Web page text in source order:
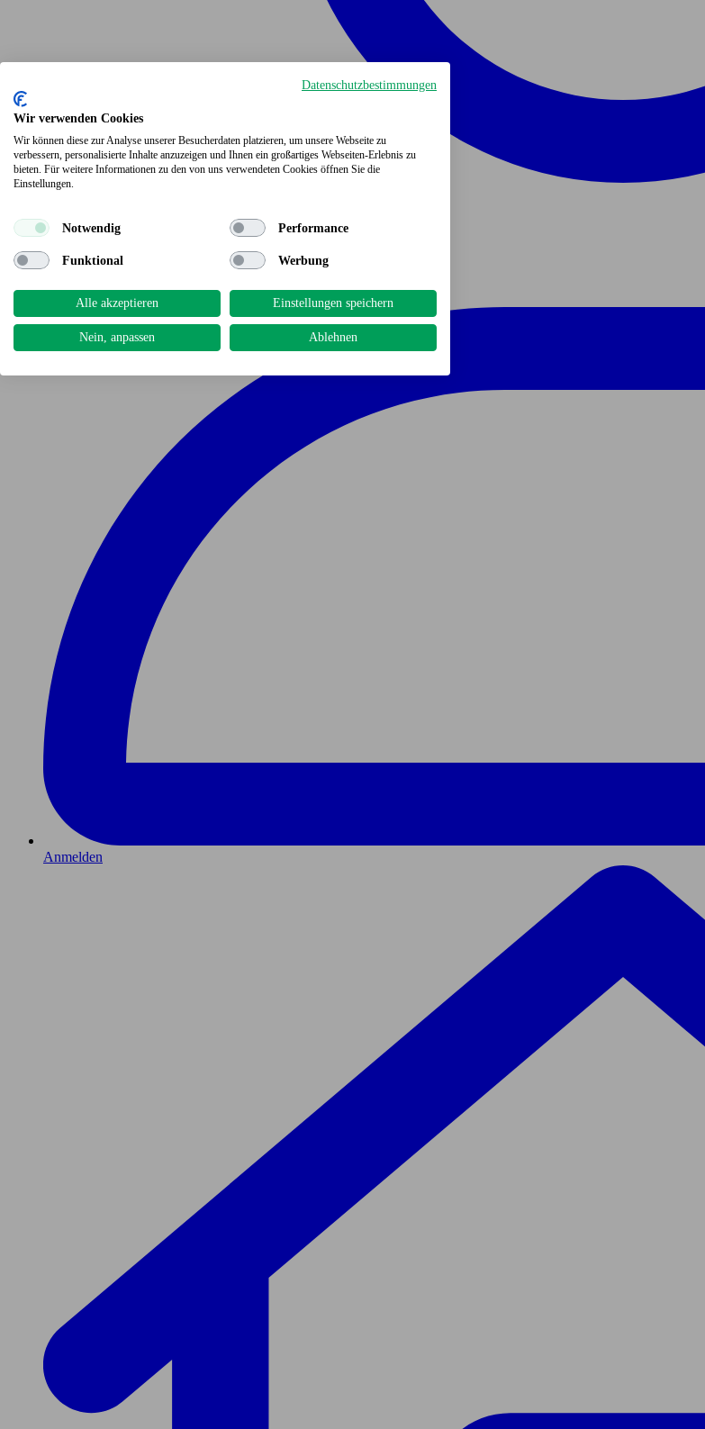
Anmelden
Datenschutzbestimmungen
Wir verwenden Cookies
Wir können diese zur Analyse unserer Besucherdaten platzieren, um unsere Webseite zu
verbessern, personalisierte Inhalte anzuzeigen und Ihnen ein großartiges Webseiten-Erlebnis zu
bieten. Für weitere Informationen zu den von uns verwendeten Cookies öffnen Sie die
Einstellungen.
Notwendig Performance
Funktional Werbung
Alle akzeptieren Einstellungen speichern
Nein, anpassen Ablehnen